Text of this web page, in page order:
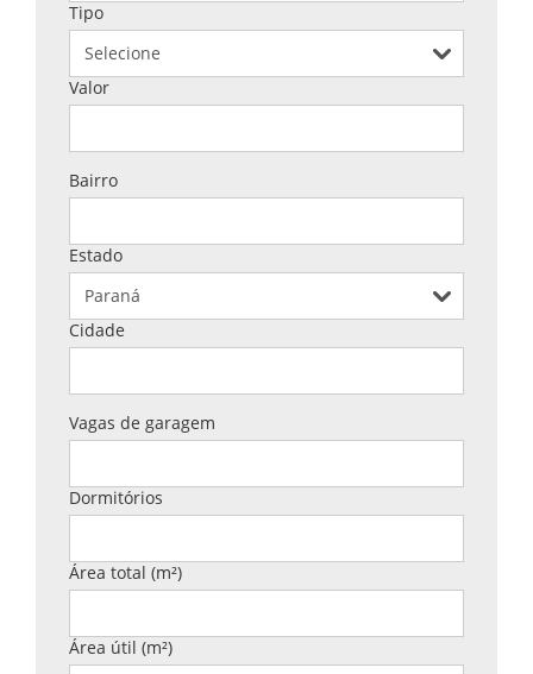
Tipo
Valor
Bairro
Estado
Cidade
Vagas de garagem
Dormitórios
Área total (m²)
Área útil (m²)